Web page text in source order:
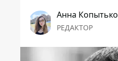
Анна Копытько
РЕДАКТОР